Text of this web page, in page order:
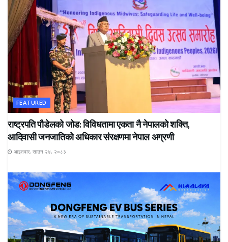
FEATURED
राष्ट्रपति पौडेलको जोड: विविधतामा एकता नै नेपालको शक्ति,
आदिवासी जनजातिको अधिकार संरक्षणमा नेपाल अग्रणी
आइतवार, साउन २४, २०८३